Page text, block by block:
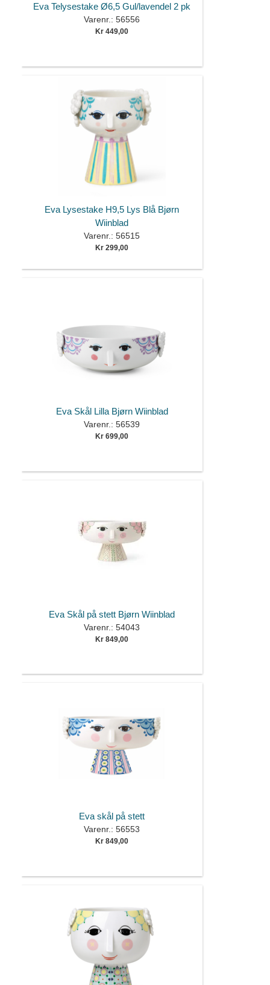
Eva Telysestake Ø6,5 Gul/lavendel 2 pk
Varenr.: 56556
Kr 449,00
Eva Lysestake H9,5 Lys Blå Bjørn
Wiinblad
Varenr.: 56515
Kr 299,00
Eva Skål Lilla Bjørn Wiinblad
Varenr.: 56539
Kr 699,00
Eva Skål på stett Bjørn Wiinblad
Varenr.: 54043
Kr 849,00
Eva skål på stett
Varenr.: 56553
Kr 849,00